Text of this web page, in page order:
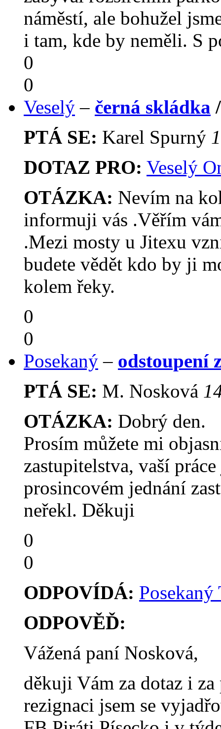
náměstí, ale bohužel
i tam, kde by neměli. S
0
0
Veselý – černá skládka
PTÁ SE: Karel Spurný
DOTAZ PRO: Veselý
OTÁZKA: Nevím na
informuji vás .Věřím
.Mezi mosty u Jitexu
budete vědět kdo by ji
kolem řeky.
0
0
Posekaný – odstoupení
PTÁ SE: M. Nosková
OTÁZKA: Dobrý den.
Prosím můžete mi
zastupitelstva, vaší
prosincovém jednání
neřekl. Děkuji
0
0
ODPOVÍDÁ: Posekaný
ODPOVĚĎ:
Vážená paní Nosková,
děkuji Vám za dotaz i
rezignaci jsem se